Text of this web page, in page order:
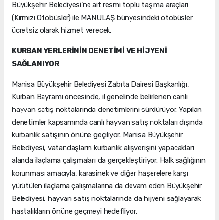
Büyükşehir Belediyesi’ne ait resmi toplu taşıma araçları
(Kırmızı Otobüsler) ile MANULAŞ bünyesindeki otobüsler
ücretsiz olarak hizmet verecek.
KURBAN YERLERİNİN DENETİMİ VE HİJYENİ
SAĞLANIYOR
Manisa Büyükşehir Belediyesi Zabıta Dairesi Başkanlığı,
Kurban Bayramı öncesinde, il genelinde belirlenen canlı
hayvan satış noktalarında denetimlerini sürdürüyor. Yapılan
denetimler kapsamında canlı hayvan satış noktaları dışında
kurbanlık satışının önüne geçiliyor. Manisa Büyükşehir
Belediyesi, vatandaşların kurbanlık alışverişini yapacakları
alanda ilaçlama çalışmaları da gerçekleştiriyor. Halk sağlığının
korunması amacıyla, karasinek ve diğer haşerelere karşı
yürütülen ilaçlama çalışmalarına da devam eden Büyükşehir
Belediyesi, hayvan satış noktalarında da hijyeni sağlayarak
hastalıkların önüne geçmeyi hedefliyor.